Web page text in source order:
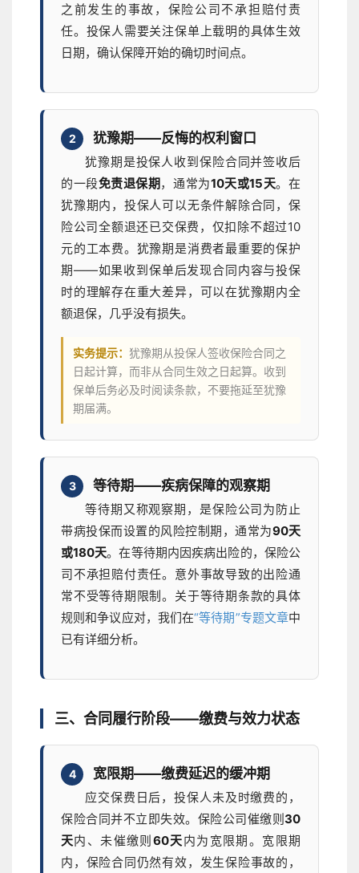
之前发生的事故，保险公司不承担赔付责
任。投保人需要关注保单上载明的具体生效
日期，确认保障开始的确切时间点。
2 犹豫期——反悔的权利窗口
犹豫期是投保人收到保险合同并签收后
的一段免责退保期，通常为10天或15天。在
犹豫期内，投保人可以无条件解除合同，保
险公司全额退还已交保费，仅扣除不超过10
元的工本费。犹豫期是消费者最重要的保护
期——如果收到保单后发现合同内容与投保
时的理解存在重大差异，可以在犹豫期内全
额退保，几乎没有损失。
实务提示： 犹豫期从投保人签收保险合同之
日起计算，而非从合同生效之日起算。收到
保单后务必及时阅读条款，不要拖延至犹豫
期届满。
3 等待期——疾病保障的观察期
等待期又称观察期，是保险公司为防止
带病投保而设置的风险控制期，通常为90天
或180天。在等待期内因疾病出险的，保险公
司不承担赔付责任。意外事故导致的出险通
常不受等待期限制。关于等待期条款的具体
规则和争议应对，我们在“等待期”专题文章中
已有详细分析。
三、合同履行阶段——缴费与效力状态
4 宽限期——缴费延迟的缓冲期
应交保费日后，投保人未及时缴费的，
保险合同并不立即失效。保险公司催缴则30
天内、未催缴则60天内为宽限期。宽限期
内，保险合同仍然有效，发生保险事故的，